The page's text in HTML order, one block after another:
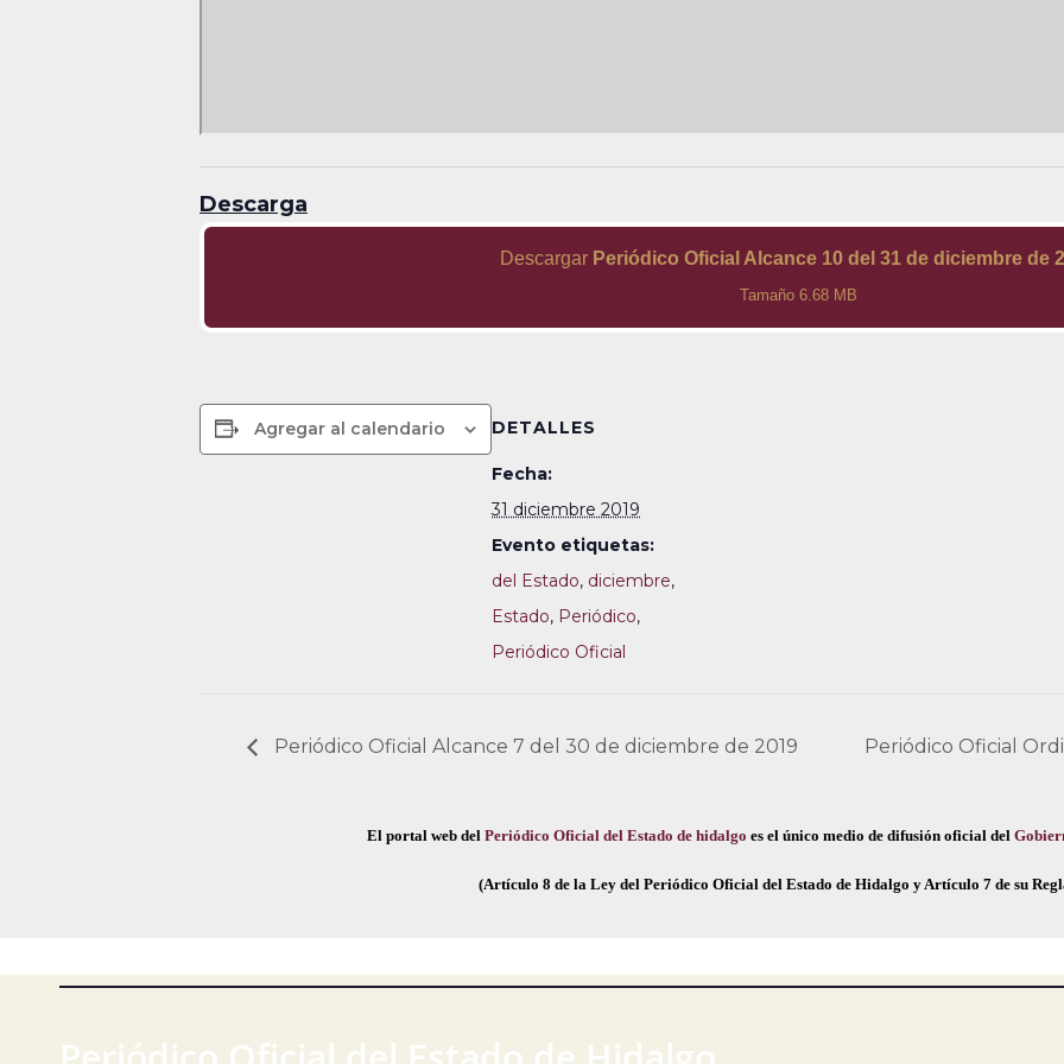
Descarga
Descargar Periódico Oficial Alcance 10 del 31 de diciembre de
Tamaño 6.68 MB
Agregar al calendario DETALLES
Fecha:
31 diciembre 2019
Evento etiquetas:
del Estado, diciembre,
Estado, Periódico,
Periódico Oficial
Periódico Oficial Alcance 7 del 30 de diciembre de 2019 Periódico Oficial
El portal web del Periódico Oficial del Estado de hidalgo es el único medio de difusión oficial del
(Artículo 8 de la Ley del Periódico Oficial del Estado de Hidalgo y Artículo 7 de su